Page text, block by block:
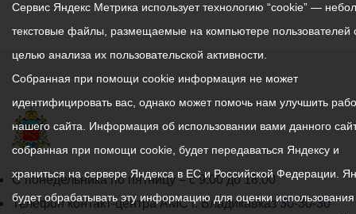
График
работы
С понедельника по пятницу – с 9.00 до 18.00
Телефон контакт-центра АМС г. Владикавказ30-30-30
Сервис Яндекс Метрика использует технологию “cookie” —
текстовые файлы, размещаемые на компьютере пользователей
целью анализа их пользовательской активности.
Собранная при помощи cookie информация не может
идентифицировать вас, однако может помочь нам улучшить
нашего сайта. Информация об использовании вами данного
собранная при помощи cookie, будет передаваться Яндексу и
храниться на сервере Яндекса в ЕС и Российской Федерации.
будет обрабатывать эту информацию для оценки